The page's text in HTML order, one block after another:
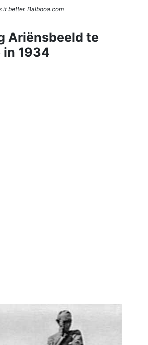
it better. Balbooa.com
Ariënsbeeld te
in 1934